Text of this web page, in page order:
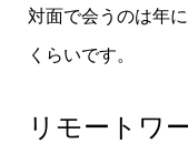
対面で会うのは年
くらいです。
リモートワ